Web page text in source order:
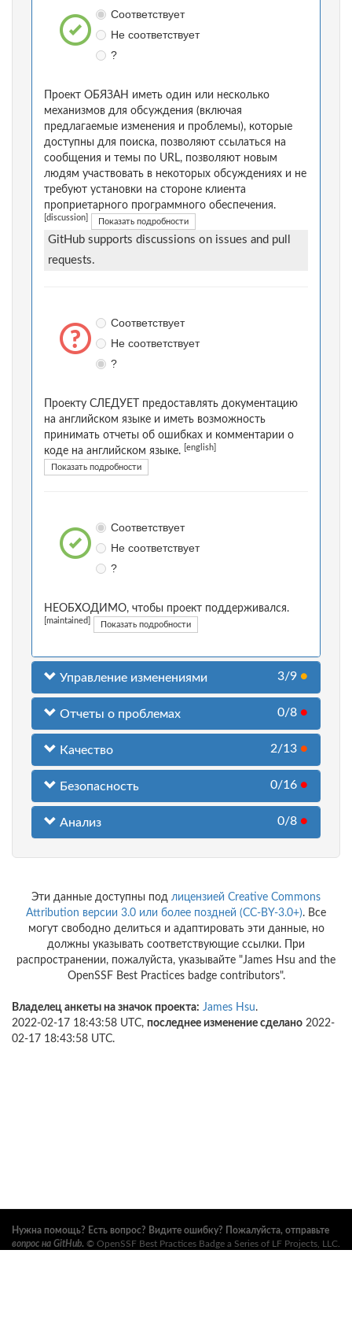
Соответствует
Не соответствует
?
Проект ОБЯЗАН иметь один или несколько
механизмов для обсуждения (включая
предлагаемые изменения и проблемы), которые
доступны для поиска, позволяют ссылаться на
сообщения и темы по URL, позволяют новым
людям участвовать в некоторых обсуждениях и не
требуют установки на стороне клиента
проприетарного программного обеспечения.
[discussion] Показать подробности
GitHub supports discussions on issues and pull
requests.
Соответствует
Не соответствует
?
Проекту СЛЕДУЕТ предоставлять документацию
на английском языке и иметь возможность
принимать отчеты об ошибках и комментарии о
коде на английском языке.
[english]
Показать подробности
Соответствует
Не соответствует
?
НЕОБХОДИМО, чтобы проект поддерживался.
[maintained] Показать подробности
Управление изменениями 3/9 ●
Отчеты о проблемах 0/8 ●
Качество 2/13 ●
Безопасность 0/16 ●
Анализ 0/8 ●
Эти данные доступны под лицензией Creative Commons
Attribution версии 3.0 или более поздней (CC-BY-3.0+). Все
могут свободно делиться и адаптировать эти данные, но
должны указывать соответствующие ссылки. При
распространении, пожалуйста, указывайте "James Hsu and the
OpenSSF Best Practices badge contributors".
Владелец анкеты на значок проекта: James Hsu.
2022-02-17 18:43:58 UTC, последнее изменение сделано 2022-
02-17 18:43:58 UTC.
Нужна помощь? Есть вопрос? Видите ошибку? Пожалуйста, отправьте
вопрос на GitHub. © OpenSSF Best Practices Badge a Series of LF Projects, LLC